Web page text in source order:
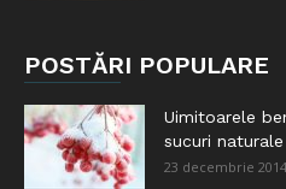
POSTĂRI POPULARE
Uimitoarele
sucuri
23 decembrie 2014